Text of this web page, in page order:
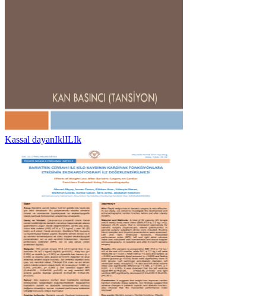
Kassal dayanIklILIk